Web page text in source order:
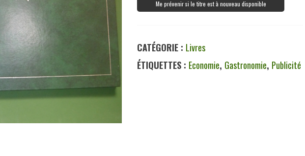
Me prévenir si le titre est à nouveau disponible
CATÉGORIE : Livres
ÉTIQUETTES : Economie, Gastronomie, Publicité